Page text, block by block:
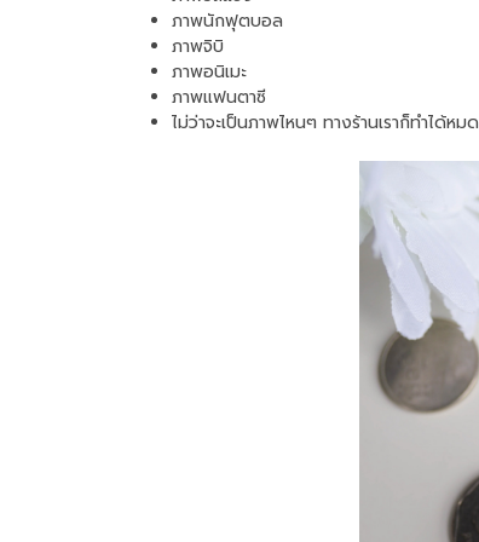
ภาพนักฟุตบอล
ภาพจิบิ
ภาพอนิเมะ
ภาพแฟนตาซี
ไม่ว่าจะเป็นภาพไหนๆ ทางร้านเราก็ทำได้หมด